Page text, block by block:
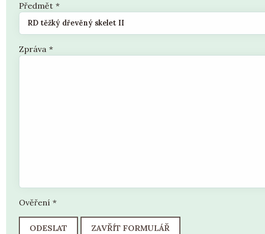
Předmět *
Zpráva *
Ověření *
ODESLAT ZAVŘÍT FORMULÁŘ